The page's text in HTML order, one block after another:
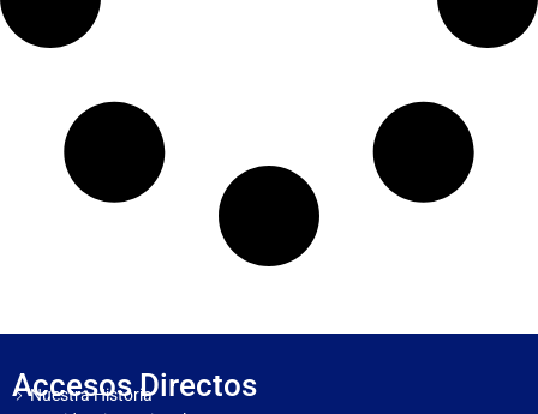
Accesos Directos
Nuestra Historia